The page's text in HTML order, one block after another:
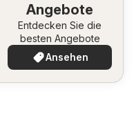
Angebote
Entdecken Sie die
besten Angebote
Ansehen